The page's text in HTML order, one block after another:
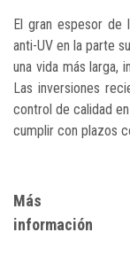
El gran espesor de
anti-UV en la parte
una vida más larga,
Las inversiones
control de calidad
cumplir con plazos
Más
información